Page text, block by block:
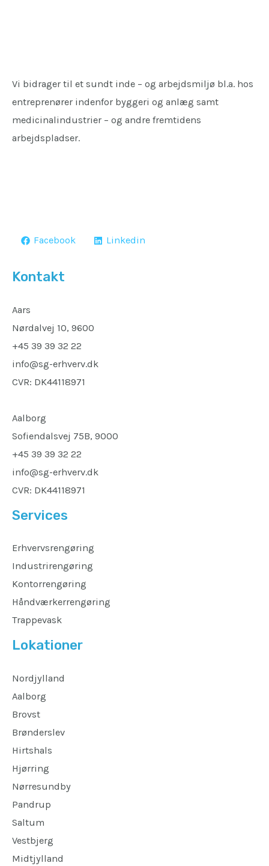
Vi bidrager til et sundt inde – og arbejdsmiljø bl.a. hos
entreprenører indenfor byggeri og anlæg samt
medicinalindustrier – og andre fremtidens
arbejdspladser.
Facebook Linkedin
Kontakt
Aars
Nørdalvej 10, 9600
+45 39 39 32 22
info@sg-erhverv.dk
CVR: DK44118971
Aalborg
Sofiendalsvej 75B, 9000
+45 39 39 32 22
info@sg-erhverv.dk
CVR: DK44118971
Services
Erhvervsrengøring
Industrirengøring
Kontorrengøring
Håndværkerrengøring
Trappevask
Lokationer
Nordjylland
Aalborg
Brovst
Brønderslev
Hirtshals
Hjørring
Nørresundby
Pandrup
Saltum
Vestbjerg
Midtjylland